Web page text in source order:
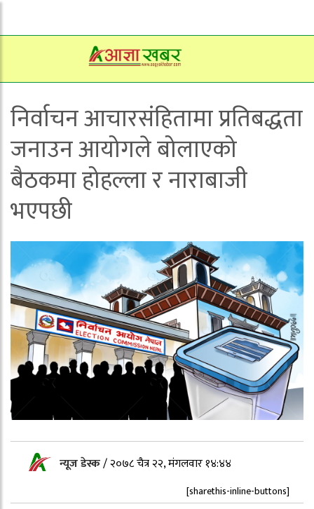
निर्वाचन आचारसंहितामा प्रतिबद्धता
जनाउन आयोगले बोलाएको
बैठकमा होहल्ला र नाराबाजी
भएपछी
न्यूज डेस्क/२०७८ चैत्र २२, मंगलवार १४:४४
[sharethis-inline-buttons]